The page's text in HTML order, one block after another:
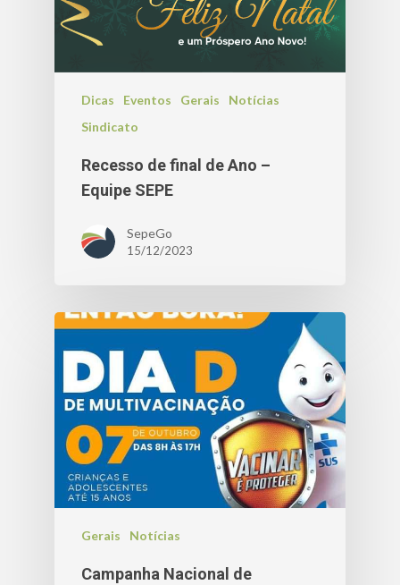
Dicas Eventos Gerais
Notícias
Sindicato
Recesso de final de Ano –
Equipe SEPE
SepeGo
15/12/2023
Gerais Notícias
Campanha Nacional de